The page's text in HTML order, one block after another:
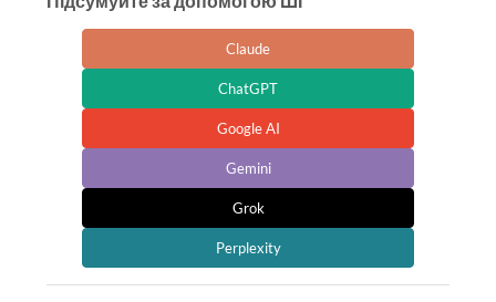
Claude
ChatGPT
Google AI
Gemini
Grok
Perplexity